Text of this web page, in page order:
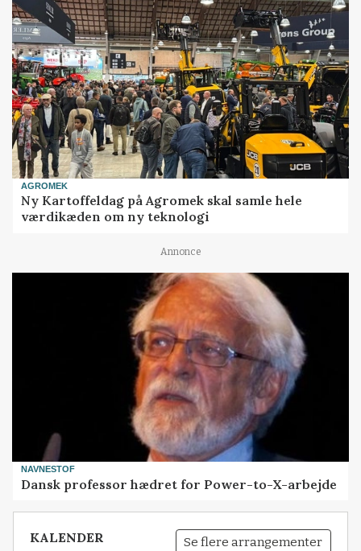
AGROMEK
Ny Kartoffeldag på Agromek skal samle hele
værdikæden om ny teknologi
Annonce
NAVNESTOF
Dansk professor hædret for Power-to-X-arbejde
KALENDER Se flere arrangementer